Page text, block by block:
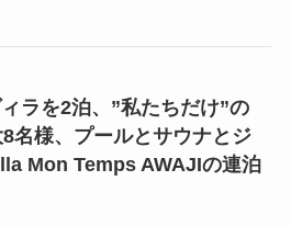
ラを2泊、”私たちだけ”の
名様、プールとサウナとジ
Mon Temps AWAJIの連泊